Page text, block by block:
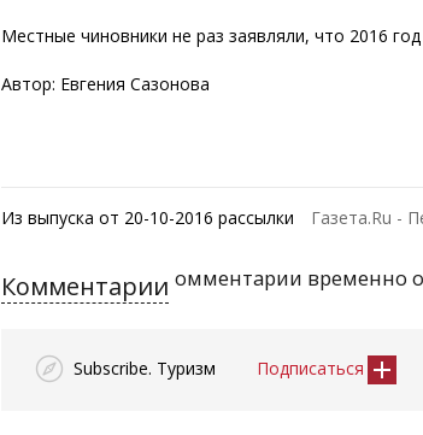
Местные чиновники не раз заявляли, что 2016
Автор: Евгения Сазонова
Из выпуска от 20-10-2016 рассылки Газета.Ru -
Комментарии омментарии временно
Subscribe. Туризм Подписаться